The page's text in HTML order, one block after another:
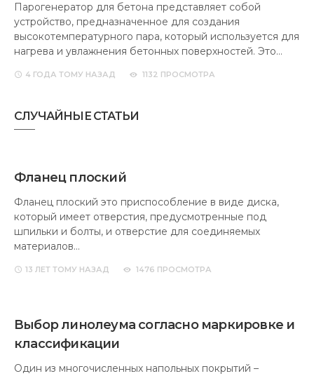
Парогенератор для бетона представляет собой
устройство, предназначенное для создания
высокотемпературного пара, который используется для
нагрева и увлажнения бетонных поверхностей. Это…
4 ГОДА ТОМУ НАЗАД 1132 ПРОСМОТРА
СЛУЧАЙНЫЕ СТАТЬИ
Фланец плоский
Фланец плоский это приспособление в виде диска,
который имеет отверстия, предусмотренные под
шпильки и болты, и отверстие для соединяемых
материалов…
13 ЛЕТ ТОМУ НАЗАД 1476 ПРОСМОТРА
Выбор линолеума согласно маркировке и
классификации
Один из многочисленных напольных покрытий –